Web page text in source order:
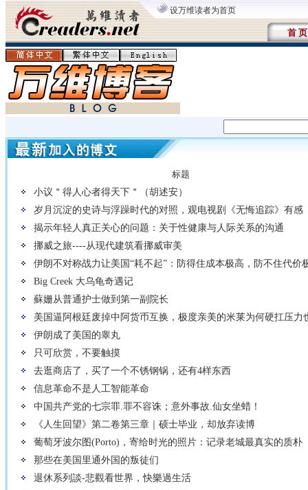
设万维读者为首页
首 页
标题
小议＂得人心者得天下＂（胡述安）
岁月沉淀的史诗与浮躁时代的对照，观电视剧《无悔追踪》有感
揭示年轻人真正关心的问题：关于性健康与人际关系的沟通
挪威之旅----从现代建筑看挪威审美
伊朗不对称战力让美国“耗不起”：防得住成本极高，防不住代价
Big Creek 大乌龟奇遇记
蘇姗从普通护士做到第一副院长
美国逼阿根廷废掉中阿货币互换，极度亲美的米莱为何硬扛压力
伊朗成了美国的睾丸
只可欣赏，不要触摸
去逛商店了，买了一个不锈钢锅，还有4样东西
信息革命不是人工智能革命
中国共产党的七宗罪.罪不容诛；意外事故.仙女坐蜡！
《人生回望》第二卷第三章｜硕士毕业，却放弃读博
葡萄牙波尔图(Porto)，寄给时光的照片：记录老城最真实的质朴
那些在美国里通外国的叛徒们
退休系列談-悲觀看世界，快樂過生活